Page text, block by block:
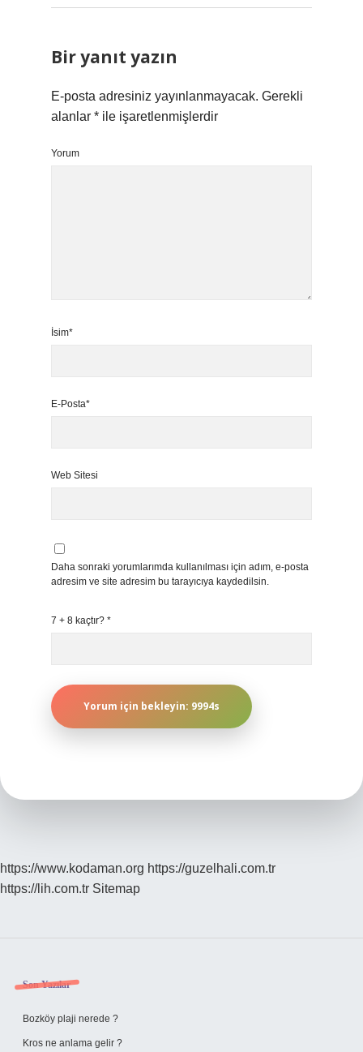
Bir yanıt yazın
E-posta adresiniz yayınlanmayacak. Gerekli
alanlar * ile işaretlenmişlerdir
Yorum
İsim*
E-Posta*
Web Sitesi
Daha sonraki yorumlarımda kullanılması için adım, e-posta
adresim ve site adresim bu tarayıcıya kaydedilsin.
7 + 8 kaçtır? *
https://www.kodaman.org https://guzelhali.com.tr
https://lih.com.tr Sitemap
Sidebar
Son Yazılar
Bozköy plaji nerede ?
Kros ne anlama gelir ?